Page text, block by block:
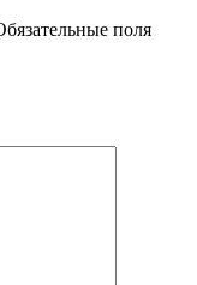
поля